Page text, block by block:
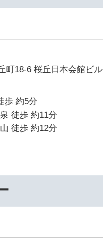
町18-6 桜丘日本会館ビル
歩 約5分
徒歩 約11分
徒歩 約12分